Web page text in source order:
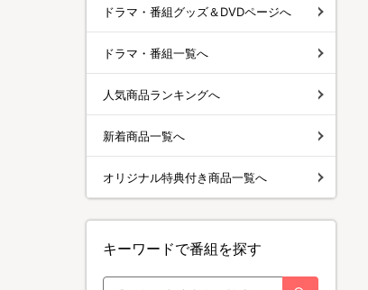
ドラマ・番組グッズ＆DVDページへ
ドラマ・番組一覧へ
人気商品ランキングへ
新着商品一覧へ
オリジナル特典付き商品一覧へ
キーワードで番組を探す